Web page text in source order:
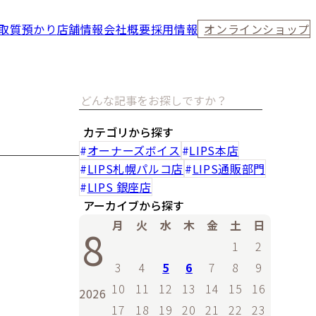
質預かり 店舗情報会社概要採用情報 オンラインショップ
カテゴリから探す
オーナーズボイス
LIPS本店
LIPS札幌パルコ店
LIPS通販部門
LIPS 銀座店
アーカイブから探す
8
2026
月 火 水 木 金 土
日
1
2
3
4 5 6 7 8
9
10
11 12 13 14 15
16
17
18 19 20 21 22 23